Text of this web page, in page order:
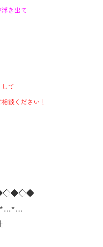
き出て
て
談ください！